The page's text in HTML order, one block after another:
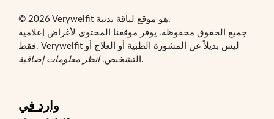
© 2026 Verywelfit هو موقع لياقة بدنية.
جميع الحقوق محفوظة. يوفر موقعنا المحتوى لأغراض إعلامية
فقط. Verywelfit ليس بديلاً عن المشورة الطبية أو العلاج أو
التشخيص.انظر معلومات إضافية .
وارد في